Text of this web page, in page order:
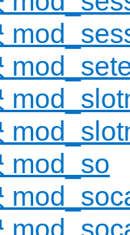
mod_so